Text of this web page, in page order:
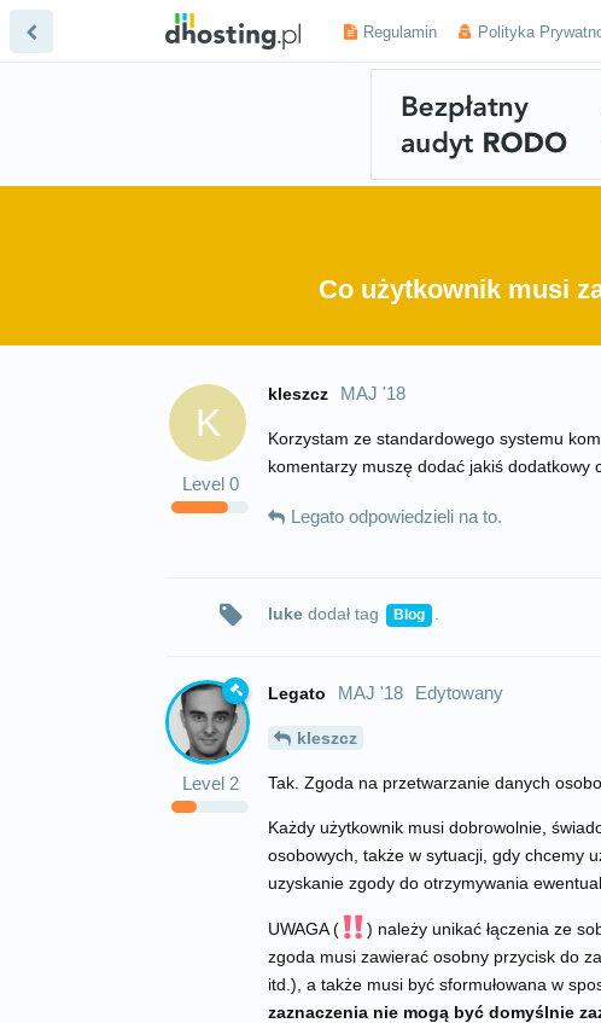
Regulamin Polityka
Co użytkownik musi
K
kleszcz
Level 0
MAJ '18
Korzystam ze standardowego systemu
komentarzy muszę dodać jakiś
Legato odpowiedzieli na to.
luke dodał tag Blog
Legato
Level 2
MAJ '18 Edytowany
kleszcz
Tak. Zgoda na przetwarzanie danych
Każdy użytkownik musi dobrowolnie,
osobowych, także w sytuacji, gdy chcemy
uzyskanie zgody do otrzymywania
UWAGA (
) należy unikać łączenia ze
zgoda musi zawierać osobny przycisk do
itd.), a także musi być sformułowana w
zaznaczenia nie mogą być domyślnie